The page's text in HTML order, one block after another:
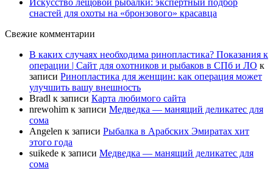
снастей для охоты на «бронзового» красавца
Свежие комментарии
В каких случаях необходима ринопластика? Показания к
операции | Сайт для охотников и рыбаков в СПб и ЛО к
записи Ринопластика для женщин: как операция может
улучшить вашу внешность
Bradl к записи Карта любимого сайта
nrewohim к записи Медведка — манящий деликатес для
сома
Angelen к записи Рыбалка в Арабских Эмиратах хит
этого года
suikede к записи Медведка — манящий деликатес для
сома